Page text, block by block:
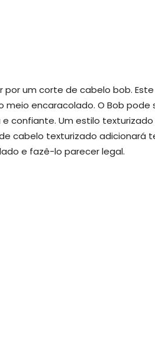
um corte de cabelo bob.
encaracolado. O Bob pode
confiante. Um estilo
cabelo texturizado adicionará
e fazê-lo parecer legal.